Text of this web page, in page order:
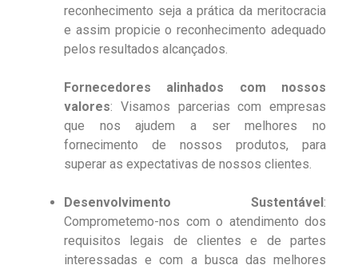
reconhecimento seja a prática da meritocracia
e assim propicie o reconhecimento adequado
pelos resultados alcançados.
Fornecedores alinhados com nossos
valores: Visamos parcerias com empresas
que nos ajudem a ser melhores no
fornecimento de nossos produtos, para
superar as expectativas de nossos clientes.
Desenvolvimento Sustentável:
Comprometemo-nos com o atendimento dos
requisitos legais de clientes e de partes
interessadas e com a busca das melhores